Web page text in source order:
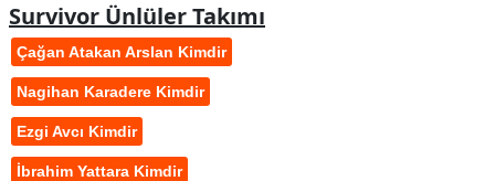
Survivor Ünlüler Takımı
Çağan Atakan Arslan Kimdir
Nagihan Karadere Kimdir
Ezgi Avcı Kimdir
İbrahim Yattara Kimdir